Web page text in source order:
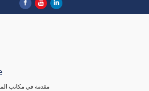
مقدمة في مكاتب